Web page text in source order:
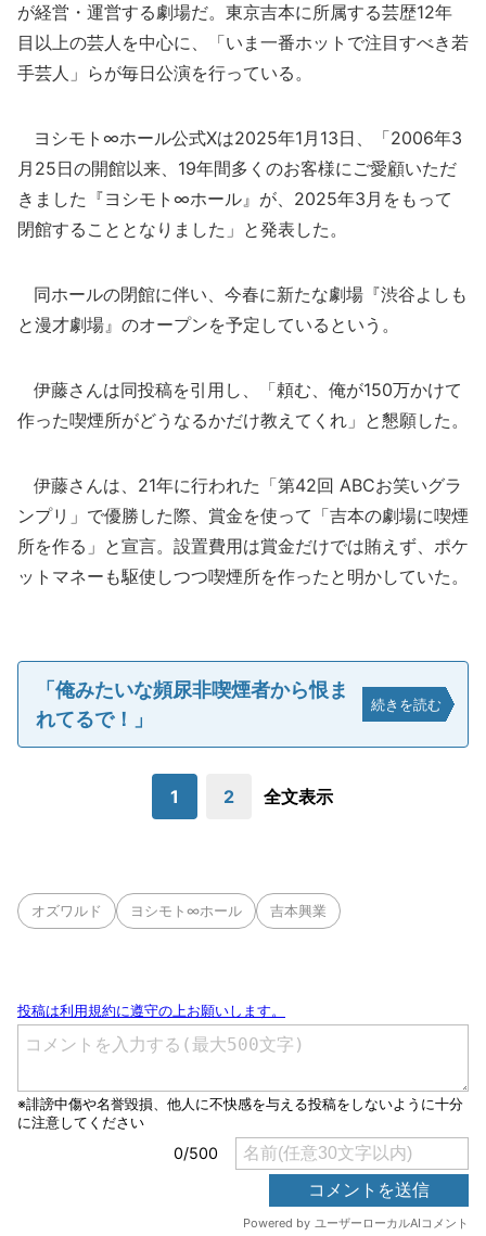
が経営・運営する劇場だ。東京吉本に所属する芸歴12年
目以上の芸人を中心に、「いま一番ホットで注目すべき若
手芸人」らが毎日公演を行っている。
ヨシモト∞ホール公式Xは2025年1月13日、「2006年3
月25日の開館以来、19年間多くのお客様にご愛顧いただ
きました『ヨシモト∞ホール』が、2025年3月をもって
閉館することとなりました」と発表した。
同ホールの閉館に伴い、今春に新たな劇場『渋谷よしも
と漫才劇場』のオープンを予定しているという。
伊藤さんは同投稿を引用し、「頼む、俺が150万かけて
作った喫煙所がどうなるかだけ教えてくれ」と懇願した。
伊藤さんは、21年に行われた「第42回 ABCお笑いグラ
ンプリ」で優勝した際、賞金を使って「吉本の劇場に喫煙
所を作る」と宣言。設置費用は賞金だけでは賄えず、ポケ
ットマネーも駆使しつつ喫煙所を作ったと明かしていた。
「俺みたいな頻尿非喫煙者から恨ま
れてるで！」
続きを読む
1 2 全文表示
オズワルド ヨシモト∞ホール 吉本興業